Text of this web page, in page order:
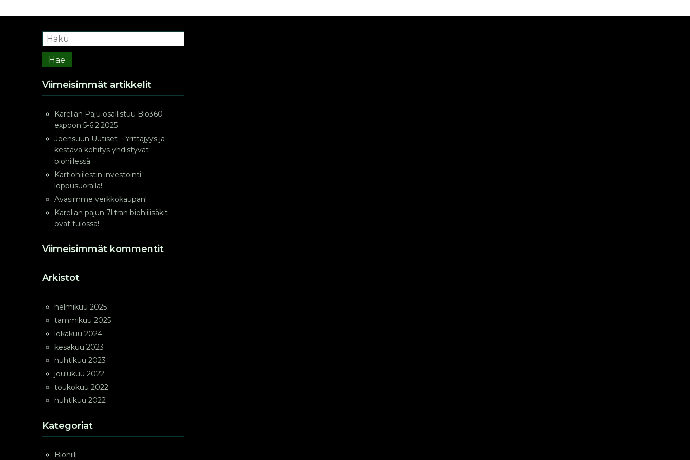
Haku:
Viimeisimmät artikkelit
Karelian Paju osallistuu Bio360
expoon 5-6.2.2025
Joensuun Uutiset – Yrittäjyys ja
kestävä kehitys yhdistyvät
biohiilessä
Kartiohiilestin investointi
loppusuoralla!
Avasimme verkkokaupan!
Karelian pajun 7litran biohiilisäkit
ovat tulossa!
Viimeisimmät kommentit
Arkistot
helmikuu 2025
tammikuu 2025
lokakuu 2024
kesäkuu 2023
huhtikuu 2023
joulukuu 2022
toukokuu 2022
huhtikuu 2022
Kategoriat
Biohiili